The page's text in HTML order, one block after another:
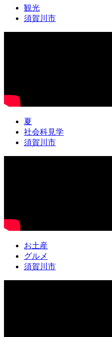
観光
須賀川市
夏
社会科見学
須賀川市
お土産
グルメ
須賀川市